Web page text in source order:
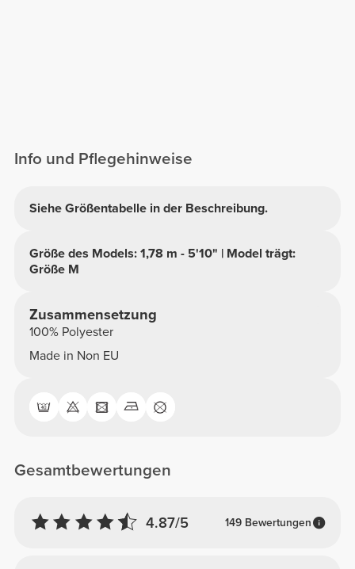
Info und Pflegehinweise
Siehe Größentabelle in der Beschreibung.
Größe des Models: 1,78 m - 5'10" | Model trägt:
Größe M
Zusammensetzung
100% Polyester
Made in Non EU
Gesamtbewertungen
4.87/5 149 Bewertungen